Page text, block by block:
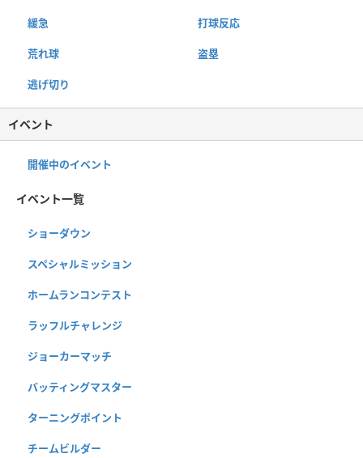
緩急 打球反応
荒れ球 盗塁
逃げ切り
イベント
開催中のイベント
イベント一覧
ショーダウン
スペシャルミッション
ホームランコンテスト
ラッフルチャレンジ
ジョーカーマッチ
バッティングマスター
ターニングポイント
チームビルダー